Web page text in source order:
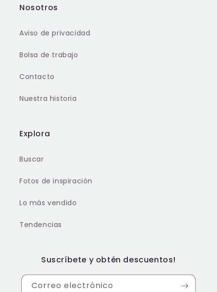
Nosotros
Aviso de privacidad
Bolsa de trabajo
Contacto
Nuestra historia
Explora
Buscar
Fotos de inspiración
Lo más vendido
Tendencias
Suscríbete y obtén descuentos!
Correo electrónico